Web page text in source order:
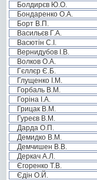
Болдирєв Ю.О.
Бондаренко О.А.
Борт В.П.
Васильєв Г.А.
Васютін С.І.
Вернидубов І.В.
Волков О.А.
Гєллєр Є.Б.
Глущенко І.М.
Горбаль В.М.
Горіна І.А.
Грицак В.М.
Гуреєв В.М.
Дарда О.П.
Демидко В.М.
Демчишен В.В.
Деркач А.Л.
Єгоренко Т.В.
Єдін О.Й.